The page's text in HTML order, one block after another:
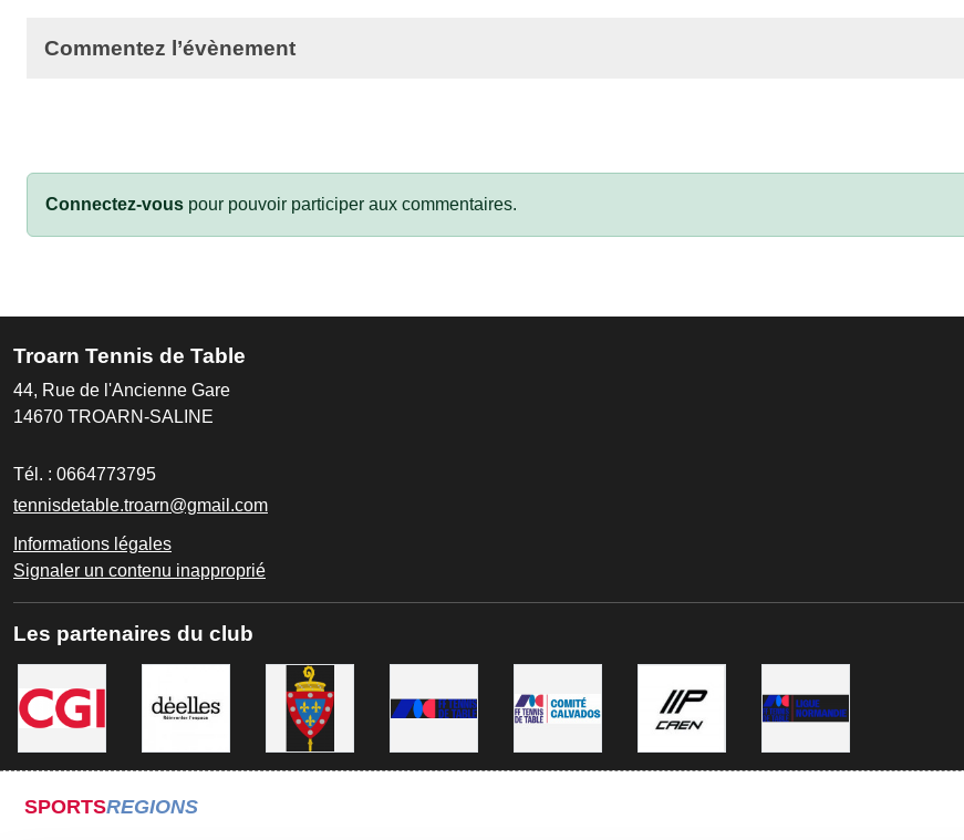
Commentez l’évènement
Connectez-vous pour pouvoir participer aux commentaires.
Troarn Tennis de Table
44, Rue de l'Ancienne Gare
14670 TROARN-SALINE
Tél. : 0664773795
tennisdetable.troarn@gmail.com
Informations légales
Signaler un contenu inapproprié
Les partenaires du club
SPORTSREGIONS